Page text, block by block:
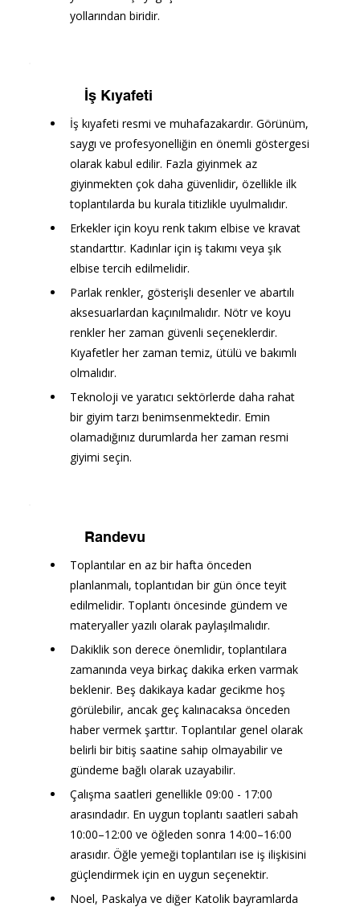
Randevu
Toplantılar en az bir hafta önceden
planlanmalı, toplantıdan bir gün önce teyit
edilmelidir. Toplantı öncesinde gündem ve
materyaller yazılı olarak paylaşılmalıdır.
Dakiklik son derece önemlidir, toplantılara
zamanında veya birkaç dakika erken varmak
beklenir. Beş dakikaya kadar gecikme hoş
görülebilir, ancak geç kalınacaksa önceden
haber vermek şarttır. Toplantılar genel olarak
belirli bir bitiş saatine sahip olmayabilir ve
gündeme bağlı olarak uzayabilir.
Çalışma saatleri genellikle 09:00 - 17:00
arasındadır. En uygun toplantı saatleri sabah
10:00–12:00 ve öğleden sonra 14:00–16:00
arasıdır. Öğle yemeği toplantıları ise iş ilişkisini
güçlendirmek için en uygun seçenektir.
Noel, Paskalya ve diğer Katolik bayramlarda
İş Kıyafeti
İş kıyafeti resmi ve muhafazakardır. Görünüm,
saygı ve profesyonelliğin en önemli göstergesi
olarak kabul edilir. Fazla giyinmek az
giyinmekten çok daha güvenlidir, özellikle ilk
toplantılarda bu kurala titizlikle uyulmalıdır.
Erkekler için koyu renk takım elbise ve kravat
standarttır. Kadınlar için iş takımı veya şık
elbise tercih edilmelidir.
Parlak renkler, gösterişli desenler ve abartılı
aksesuarlardan kaçınılmalıdır. Nötr ve koyu
renkler her zaman güvenli seçeneklerdir.
Kıyafetler her zaman temiz, ütülü ve bakımlı
olmalıdır.
Teknoloji ve yaratıcı sektörlerde daha rahat
bir giyim tarzı benimsenmektedir. Emin
olamadığınız durumlarda her zaman resmi
giyimi seçin.
yollarından biridir.